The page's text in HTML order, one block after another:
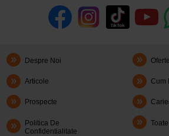
Despre Noi Oferte
Articole Cum
Prospecte
Politica De
Confidentialitate